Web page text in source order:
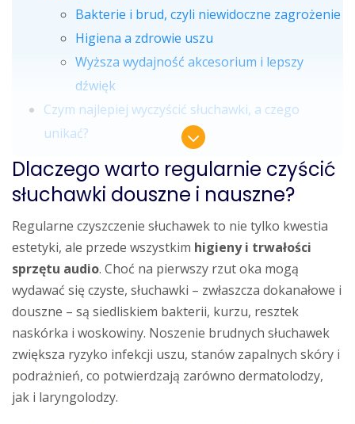
Bakterie i brud, czyli niewidoczne zagrożenie
Higiena a zdrowie uszu
Wyższa wydajność akcesorium i lepszy
dźwięk
Czym najlepiej wyczyścić słuchawki, a czego
unikać?
Dlaczego warto regularnie czyścić
słuchawki douszne i nauszne?
Regularne czyszczenie słuchawek to nie tylko kwestia
estetyki, ale przede wszystkim higieny i trwałości
sprzętu audio. Choć na pierwszy rzut oka mogą
wydawać się czyste, słuchawki – zwłaszcza dokanałowe i
douszne – są siedliskiem bakterii, kurzu, resztek
naskórka i woskowiny. Noszenie brudnych słuchawek
zwiększa ryzyko infekcji uszu, stanów zapalnych skóry i
podrażnień, co potwierdzają zarówno dermatolodzy,
jak i laryngolodzy.